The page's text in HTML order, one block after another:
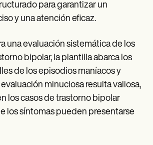
para garantizar un
y una atención eficaz.
una evaluación sistemática de los
bipolar, la plantilla abarca los
de los episodios maníacos y
minuciosa resulta valiosa,
los casos de trastorno bipolar
los síntomas pueden presentarse